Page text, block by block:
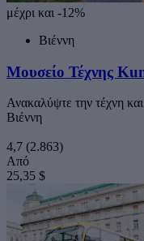
μέχρι και -12%
Βιέννη
Μουσείο Τέχνης
Ανακαλύψτε την τέχνη
Βιέννη
4,7 (2.863)
Από
25,35 $